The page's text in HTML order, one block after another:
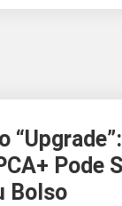
Pode
Bolso